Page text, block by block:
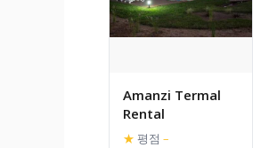
Amanzi Termal
Rental
★ 평점 –